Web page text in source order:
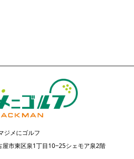
ジメにゴルフ
市東区泉1丁目10−25シェモア泉2階